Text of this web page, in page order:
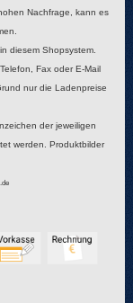
Nachfrage, kann es
diesem Shopsystem.
Fax oder E-Mail
nur die Ladenpreise
der jeweiligen
werden. Produktbilder